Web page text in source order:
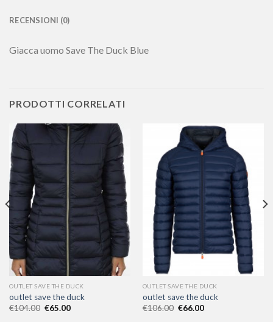
RECENSIONI (0)
Giacca uomo Save The Duck Blue
PRODOTTI CORRELATI
OUTLET SAVE THE DUCK
outlet save the duck
€104.00 €65.00
OUTLET SAVE THE DUCK
outlet save the duck
€106.00 €66.00